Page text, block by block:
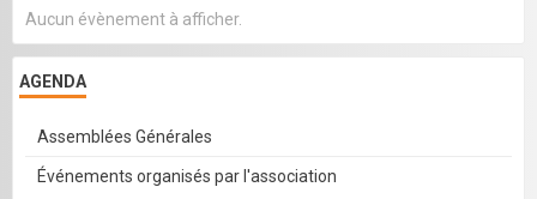
Aucun évènement à afficher.
AGENDA
Assemblées Générales
Événements organisés par l'association